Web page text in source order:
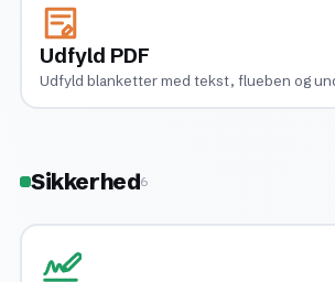
Udfyld PDF
Udfyld blanketter med tekst, flueben og
Sikkerhed6